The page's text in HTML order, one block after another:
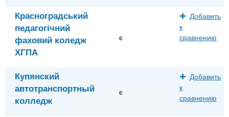
Красноградський
педагогічний
фаховий коледж
ХГПА
є
Добавить
к
сравнению
Купянский
автотранспортный
колледж
є
Добавить
к
сравнению